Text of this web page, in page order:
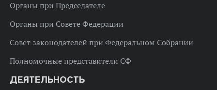
Органы при Председателе
Органы при Совете Федерации
Совет законодателей при Федеральном Собрании
Полномочные представители СФ
ДЕЯТЕЛЬНОСТЬ